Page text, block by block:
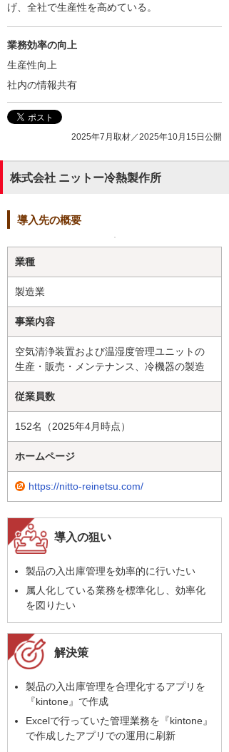
げ、全社で生産性を高めている。
業務効率の向上
生産性向上
社内の情報共有
2025年7月取材／2025年10月15日公開
株式会社 ニットー冷熱製作所
導入先の概要
業種
製造業
事業内容
空気清浄装置および温湿度管理ユニットの
生産・販売・メンテナンス、冷機器の製造
従業員数
152名（2025年4月時点）
ホームページ
https://nitto-reinetsu.com/
導入の狙い
製品の入出庫管理を効率的に行いたい
属人化している業務を標準化し、効率化
を図りたい
解決策
製品の入出庫管理を合理化するアプリを
『kintone』で作成
Excelで行っていた管理業務を『kintone』
で作成したアプリでの運用に刷新